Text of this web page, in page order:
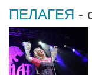
ПЕЛАГЕЯ -